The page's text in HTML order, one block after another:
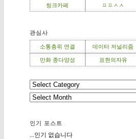
씽크카페 ㅍㅍㅅㅅ
관심사
소통층위 연결 데이터 저널리즘
만화 종다양성 표현의자유
인기 포스트
...인기 없습니다